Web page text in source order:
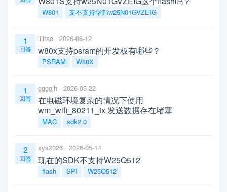
W801 支不支持华邦w25N01GVZEIG
1
回答
lilitao 2026-06-12
w80x支持psram的开发板有哪些？
PSRAM W80X
1
回答
ggggjh 2026-05-22
在电磁环境复杂的情况下使用
wm_wifi_80211_tx 发送数据存在堵塞
MAC sdk2.0
2
回答
xys2026 2026-05-14
现在的SDK不支持W25Q512
flash SPI W25Q512